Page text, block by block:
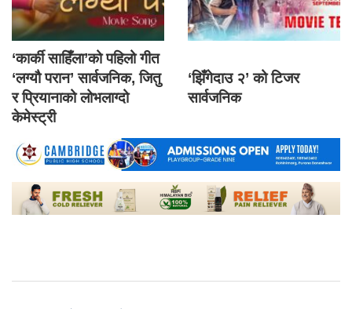
‘कार्की साहिँला’को पहिलो गीत
‘लग्यौ परान’ सार्वजनिक, जितु
र प्रियानाको लोभलाग्दो
केमेस्ट्री
‘झिँगेदाउ २’ को टिजर
सार्वजनिक